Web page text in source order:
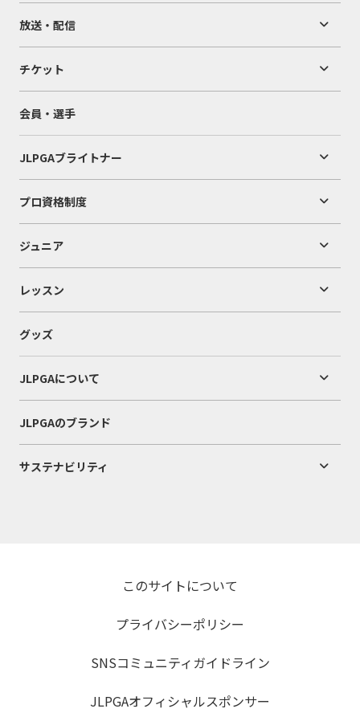
放送・配信
チケット
会員・選手
JLPGAブライトナー
プロ資格制度
ジュニア
レッスン
グッズ
JLPGAについて
JLPGAのブランド
サステナビリティ
このサイトについて
プライバシーポリシー
SNSコミュニティガイドライン
JLPGAオフィシャルスポンサー